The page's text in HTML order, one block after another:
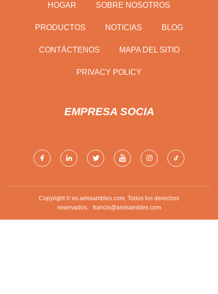
HOGAR SOBRE NOSOTROS
PRODUCTOS NOTICIAS BLOG
CONTÁCTENOS MAPA DEL SITIO
PRIVACY POLICY
EMPRESA SOCIA
Copyright © es.amisambles.com, Todos los derechos
reservados. francis@amisambles.com